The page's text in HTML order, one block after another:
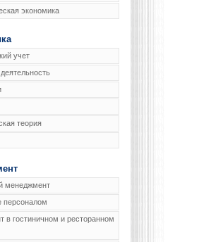
экономика
учет
теория
менеджмент
персоналом
в гостиничном и ресторанном